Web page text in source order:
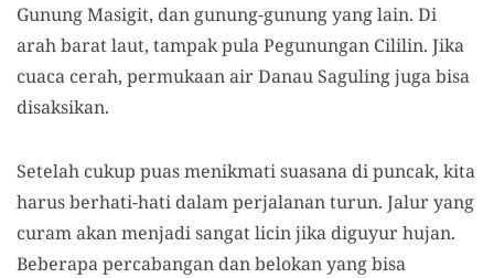
GunungMasigit, dan gunung-gunung yang lain. Di
arah barat laut, tampak pulaPegunungan Cililin. Jika
cuaca cerah, permukaan air Danau Saguling juga bisa
disaksikan.
Setelah cukup puas menikmati suasana di puncak, kita
harus berhati-hati dalam perjalanan turun. Jalur yang
curam akan menjadi sangat licinjika diguyur hujan.
Beberapa percabangan dan belokan yang bisa